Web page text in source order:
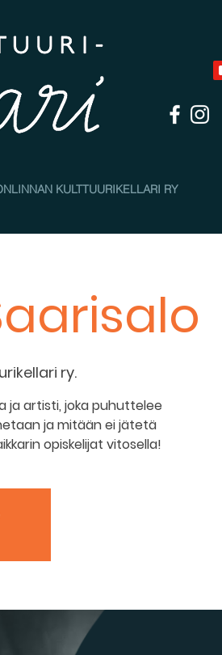
KULTTUURIKELLARI RY
ry.
ja artisti, joka puhuttelee
ja mitään ei jätetä
opiskelijat vitosella!